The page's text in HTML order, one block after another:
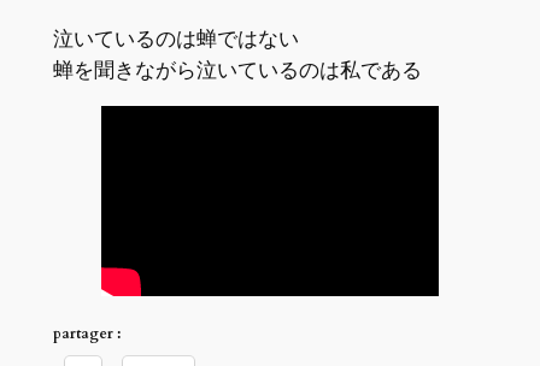
泣いているのは蝉ではない
蝉を聞きながら泣いているのは私である
partager :